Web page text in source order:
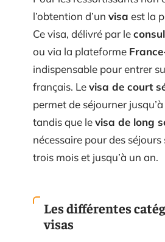
l’obtention d’un visa est la
Ce visa, délivré par le
ou via la plateforme
indispensable pour entrer
français. Levisa de court
permet de séjourner
tandis que levisa de long
nécessaire pour des séjours
trois mois et jusqu’à un an.
Les différentes
visas